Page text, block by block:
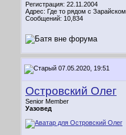
Регистрация: 22.11.2004
Адрес: Где то рядом с Зарайском.
Сообщений: 10,834
07.05.2020, 19:51
Островский Олег
Senior Member
Уазовед